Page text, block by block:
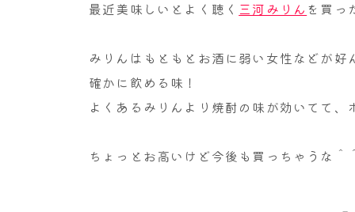
最近美味しいとよく聴く 三河みりん を買っ
みりんはもともとお酒に弱い女性などが
確かに飲める味！
よくあるみりんより焼酎の味が効いてて
ちょっとお高いけど今後も買っちゃうな＾